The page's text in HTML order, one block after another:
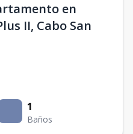
en
II, Cabo San
1
Baños